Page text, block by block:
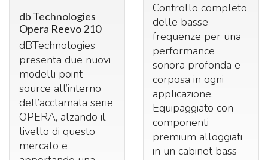
db Technologies
Opera Reevo 210
dBTechnologies
presenta due nuovi
modelli point-
source all’interno
dell’acclamata serie
OPERA, alzando il
livello di questo
mercato e
Controllo completo
delle basse
frequenze per una
performance
sonora profonda e
corposa in ogni
applicazione.
Equipaggiato con
componenti
premium alloggiati
in un cabinet bass